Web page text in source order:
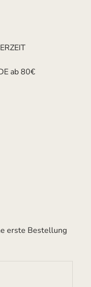
ab 80€
erste Bestellung